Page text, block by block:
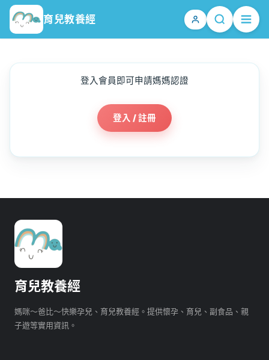
育兒教養經
登入會員即可申請媽媽認證
登入 / 註冊
育兒教養經
媽咪～爸比～快樂孕兒、育兒教養經。提供懷孕、育兒、副食品、親
子遊等實用資訊。